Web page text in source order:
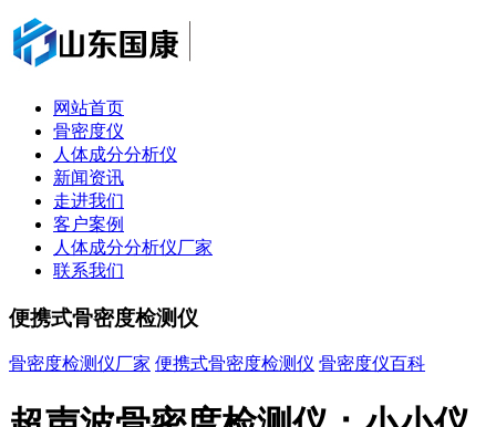
网站首页
骨密度仪
人体成分分析仪
新闻资讯
走进我们
客户案例
人体成分分析仪厂家
联系我们
便携式骨密度检测仪
骨密度检测仪厂家 便携式骨密度检测仪 骨密度仪百科